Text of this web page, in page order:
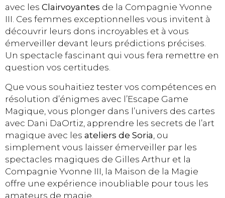
avec les Clairvoyantes de la Compagnie Yvonne
III. Ces femmes exceptionnelles vous invitent à
découvrir leurs dons incroyables et à vous
émerveiller devant leurs prédictions précises.
Un spectacle fascinant qui vous fera remettre en
question vos certitudes.
Que vous souhaitiez tester vos compétences en
résolution d’énigmes avec l’Escape Game
Magique, vous plonger dans l’univers des cartes
avec Dani DaOrtiz, apprendre les secrets de l’art
magique avec les ateliers de Soria , ou
simplement vous laisser émerveiller par les
spectacles magiques de Gilles Arthur et la
Compagnie Yvonne III, la Maison de la Magie
offre une expérience inoubliable pour tous les
amateurs de magie.